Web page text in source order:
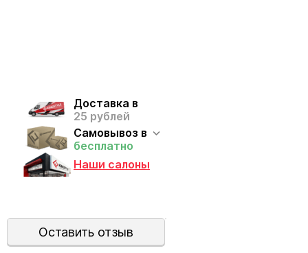
Доставка в
25 рублей
Самовывоз в
бесплатно
Наши салоны
Оставить отзыв